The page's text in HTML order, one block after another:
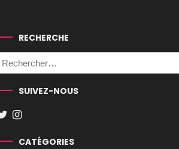
RECHERCHE
SUIVEZ-NOUS
CATÉGORIES